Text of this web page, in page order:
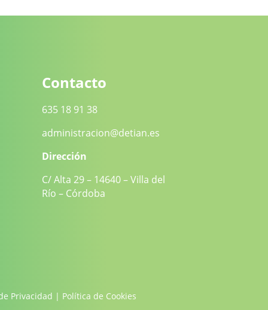
Contacto
635 18 91 38
administracion@detian.es
Dirección
C/ Alta 29 – 14640 – Villa del
Río – Córdoba
Privacidad | Política de Cookies